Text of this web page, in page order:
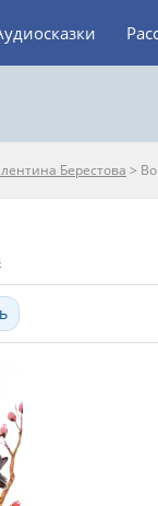
Берестова >